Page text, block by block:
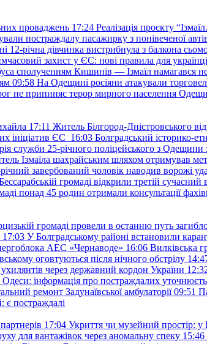
проваджень 17:24 Реалізація проєкту
постраждалу пасажирку з понівеченої
12-річна дівчинка вистрибнула з балкона
захист у ЄС: нові правила для
сполученням Кишинів — Ізмаїл намагався
09:58 На Одещині росіяни атакували
не припиняє терор мирного населення
17:11 Житель Білгород-Дністровського
ініціатив ЄС 16:03 Болградський історико-
служби 25-річного поліцейського з
Ізмаїла шахрайським шляхом отримував
завербований чоловік наводив ворожі
громаді відкрили третій
понад 45 родин отримали консультації
громаді провели в останню путь
17:03 У Болградському районі встановили
АЕС «Чернаводе» 16:06 Вилківська
оговтуються після нічного обстрілу
через державний кордон України
Одеси: інформація про постраждалих
ремонт Задунаївської амбулаторії 09:51
є постраждалі
17:04 Укриття чи музейний простір: у
для вантажівок через аномальну спеку 15:46